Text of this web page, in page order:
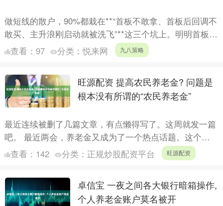
做短线的散户，90%都栽在**“首板不敢拿、首板后回调不
敢买、主升浪刚启动就被洗飞”**这三个坑上。明明首板是
主力启动的最强信号，结果要么追在高位被套，要么卖
查看： 97 分类：悦来网 九八策略
旺源配资 提高农民养老金? 问题是
根本没有所谓的“农民养老金”
最近连续被删了几篇文章，有点懒得写了。这周就发一篇
吧。 最近两会，养老金又成为了一个热点话题。这个话
题隔一段时间，就在网上火几天。之前也写过好几篇文章
查看： 142 分类： 正规炒股配资平台 旺源配资
卓信宝 一夜之间各大银行暗箱操作,
个人养老金账户莫名被开